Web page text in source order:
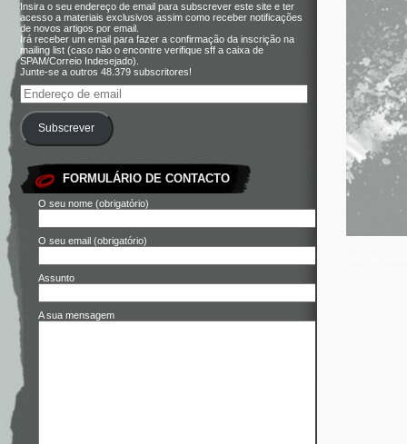
Insira o seu endereço de email para subscrever este site e ter
acesso a materiais exclusivos assim como receber notificações
de novos artigos por email.
Irá receber um email para fazer a confirmação da inscrição na
mailing list (caso não o encontre verifique sff a caixa de
SPAM/Correio Indesejado).
Junte-se a outros 48.379 subscritores!
Subscrever
FORMULÁRIO DE CONTACTO
O seu nome (obrigatório)
O seu email (obrigatório)
Assunto
A sua mensagem